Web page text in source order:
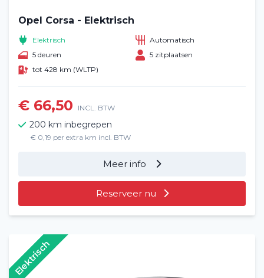
Opel Corsa - Elektrisch
Elektrisch
Automatisch
5 deuren
5 zitplaatsen
tot 428 km (WLTP)
€ 66,50 INCL. BTW
200 km inbegrepen
€ 0,19 per extra km incl. BTW
Meer info
Reserveer nu
Elektrisch